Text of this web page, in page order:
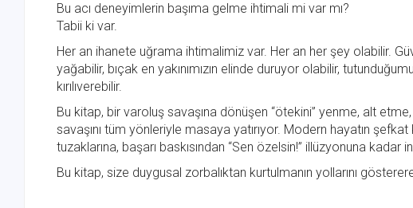
Bu acı deneyimlerin başıma gelme ihtimali mi var mı?
Tabii ki var.
Her an ihanete uğrama ihtimalimiz var. Her an her şey olabilir.
yağabilir, bıçak en yakınımızın elinde duruyor olabilir,
kırılıverebilir.
Bu kitap, bir varoluş savaşına dönüşen “ötekini” yenme, alt
savaşını tüm yönleriyle masaya yatırıyor. Modern hayatın
tuzaklarına, başarı baskısından “Sen özelsin!” illüzyonuna kadar
Bu kitap, size duygusal zorbalıktan kurtulmanın yollarını